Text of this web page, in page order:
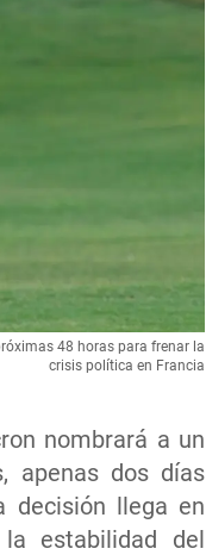
nombrará a un
apenas dos días
decisión llega en
estabilidad del
48 horas para frenar la
crisis política en Francia